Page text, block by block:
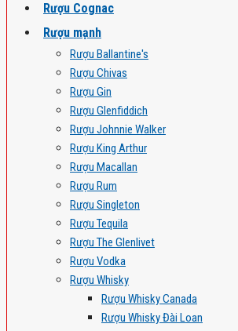
Rượu Cognac
Rượu mạnh
Rượu Ballantine's
Rượu Chivas
Rượu Gin
Rượu Glenfiddich
Rượu Johnnie Walker
Rượu King Arthur
Rượu Macallan
Rượu Rum
Rượu Singleton
Rượu Tequila
Rượu The Glenlivet
Rượu Vodka
Rượu Whisky
Rượu Whisky Canada
Rượu Whisky Đài Loan